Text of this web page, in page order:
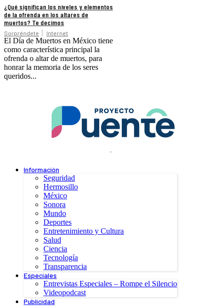
¿Qué significan los niveles y elementos
de la ofrenda en los altares de
muertos? Te decimos
Sorpréndete Internet
El Día de Muertos en México tiene
como característica principal la
ofrenda o altar de muertos, para
honrar la memoria de los seres
queridos...
.
Información
Seguridad
Hermosillo
México
Sonora
Mundo
Deportes
Entretenimiento y Cultura
Salud
Ciencia
Tecnología
Transparencia
Especiales
Entrevistas Especiales – Rompe el Silencio
Videopodcast
Publicidad